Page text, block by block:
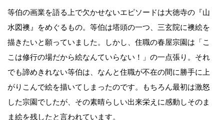
等伯の画業を語る上で欠かせないエピソードは大徳寺の『山
水図襖』をめぐるもの。等伯は塔頭の一つ、三玄院に襖絵を
描きたいと願っていました。しかし、住職の春屋宗園は「こ
こは修行の場だから絵なんていらない！」の一点張り。それ
でも諦めきれない等伯は、なんと住職が不在の間に勝手に上
がりこんで絵を描いてしまったのです。もちろん最初は激怒
した宗園でしたが、その素晴らしい出来栄えに感動しそのま
ま絵を残したと言われています。